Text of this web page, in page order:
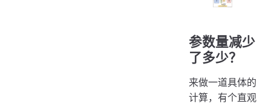
参数量减少
了多少？
来做一道具体的
计算，有个直观